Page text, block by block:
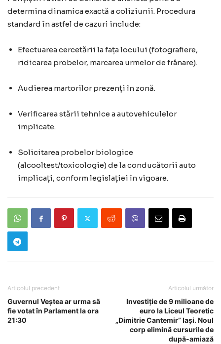
determina dinamica exactă a coliziunii. Procedura
standard în astfel de cazuri include:
Efectuarea cercetării la fața locului (fotografiere,
ridicarea probelor, marcarea urmelor de frânare).
Audierea martorilor prezenți în zonă.
Verificarea stării tehnice a autovehiculelor
implicate.
Solicitarea probelor biologice
(alcooltest/toxicologie) de la conducătorii auto
implicați, conform legislației în vigoare.
Articolul precedent
Guvernul Veștea ar urma să
fie votat în Parlament la ora
21:30
Articolul următor
Investiție de 9 milioane de
euro la Liceul Teoretic
„Dimitrie Cantemir” Iași. Noul
corp elimină cursurile de
după-amiază